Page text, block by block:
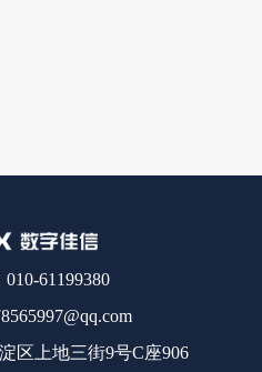
61199380
区上地三街9号C座906